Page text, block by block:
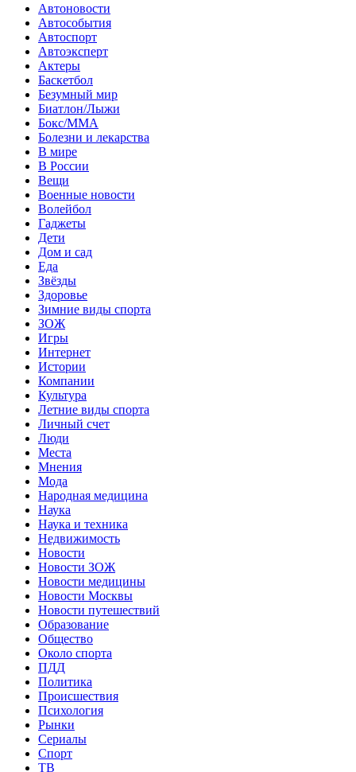
Автоновости
Автособытия
Автоспорт
Автоэксперт
Актеры
Баскетбол
Безумный мир
Биатлон/Лыжи
Бокс/MMA
Болезни и лекарства
В мире
В России
Вещи
Военные новости
Волейбол
Гаджеты
Дети
Дом и сад
Еда
Звёзды
Здоровье
Зимние виды спорта
ЗОЖ
Игры
Интернет
Истории
Компании
Культура
Летние виды спорта
Личный счет
Люди
Места
Мнения
Мода
Народная медицина
Наука
Наука и техника
Недвижимость
Новости
Новости ЗОЖ
Новости медицины
Новости Москвы
Новости путешествий
Образование
Общество
Около спорта
ПДД
Политика
Происшествия
Психология
Рынки
Сериалы
Спорт
ТВ